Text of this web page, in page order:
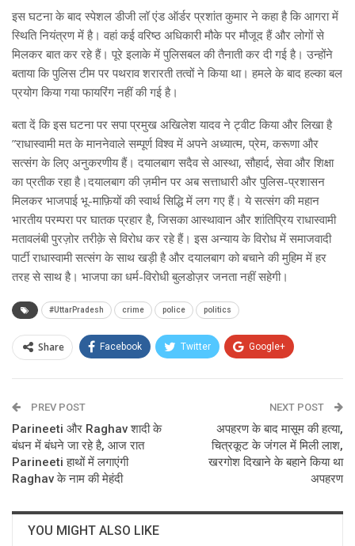
इस घटना के बाद स्पेशल डीजी लॉ एंड ऑर्डर प्रशांत कुमार ने कहा है कि आगरा में
स्थिति नियंत्रण में है। वहां कई वरिष्ठ अधिकारी मौके पर मौजूद हैं और लोगों से
मिलकर बात कर रहे हैं। पूरे इलाके में पुलिसबल की तैनाती कर दी गई है। उन्होंने
बताया कि पुलिस टीम पर पथराव शरारती तत्वों ने किया था। हमले के बाद हल्का बल
प्रयोग किया गया फायरिंग नहीं की गई है।
बता दें कि इस घटना पर सपा प्रमुख अखिलेश यादव ने ट्वीट किया और लिखा है
”राधास्वामी मत के माननेवाले सम्पूर्ण विश्व में अपने अध्यात्म, प्रेम, करूणा और
सत्संग के लिए अनुकरणीय हैं। दयालबाग सदैव से आस्था, सौहार्द, सेवा और शिक्षा
का प्रतीक रहा है।दयालबाग की ज़मीन पर अब सत्ताधारी और पुलिस-प्रशासन
मिलकर भाजपाई भू-माफ़ियों की स्वार्थ सिद्धि में लग गए हैं। ये सत्संग की महान
भारतीय परम्परा पर घातक प्रहार है, जिसका आस्थावान और शांतिप्रिय राधास्वामी
मतावलंबी पुरज़ोर तरीक़े से विरोध कर रहे हैं। इस अन्याय के विरोध में समाजवादी
पार्टी राधास्वामी सत्संग के साथ खड़ी है और दयालबाग को बचाने की मुहिम में हर
तरह से साथ है। भाजपा का धर्म-विरोधी बुलडोज़र जनता नहीं सहेगी।
#UttarPradesh crime police politics
Share Facebook Twitter Google+
Email
PREV POST
Parineeti और Raghav शादी के
बंधन में बंधने जा रहे है, आज रात
Parineeti हाथों में लगाएंगी
Raghav के नाम की मेहंदी
NEXT POST
अपहरण के बाद मासूम की हत्या,
चित्रकूट के जंगल में मिली लाश,
खरगोश दिखाने के बहाने किया था
अपहरण
YOU MIGHT ALSO LIKE